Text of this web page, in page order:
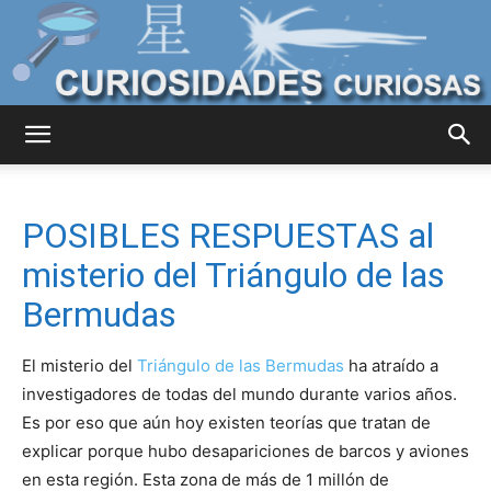
Curiosas
Mundo
POSIBLES RESPUESTAS al
misterio del Triángulo de las
Bermudas
El misterio del Triángulo de las Bermudas ha atraído a
investigadores de todas del mundo durante varios años.
Es por eso que aún hoy existen teorías que tratan de
explicar porque hubo desapariciones de barcos y aviones
en esta región. Esta zona de más de 1 millón de